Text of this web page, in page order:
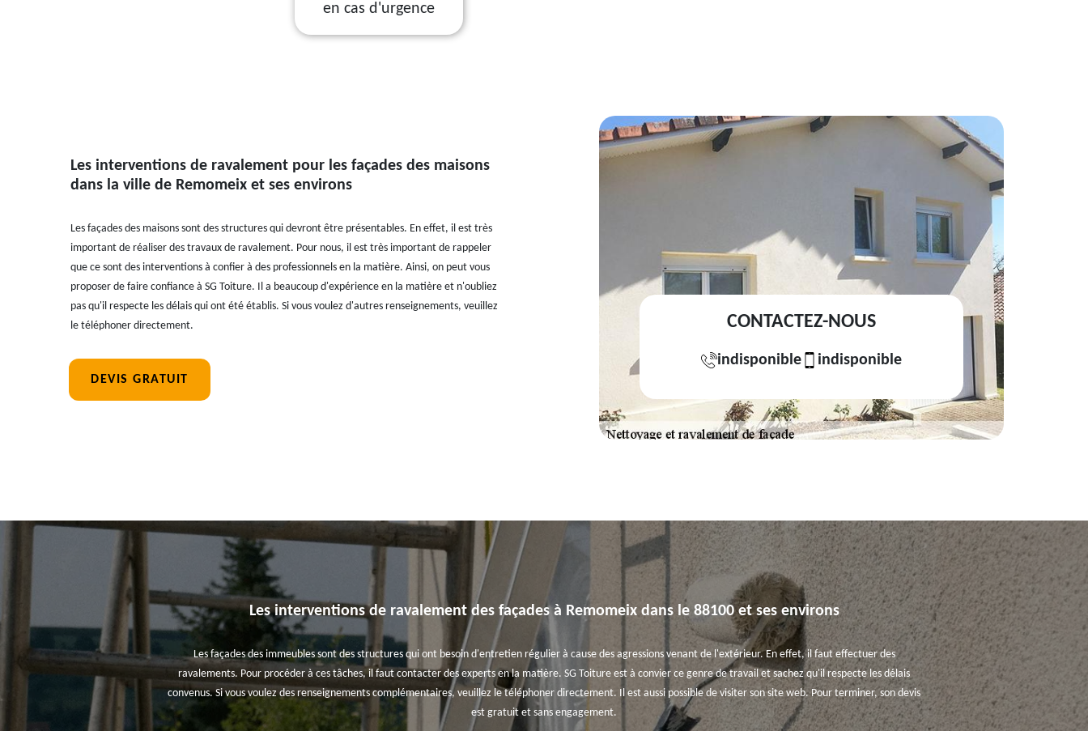
en cas d'urgence
Les interventions de ravalement pour les façades des maisons
dans la ville de Remomeix et ses environs
Les façades des maisons sont des structures qui devront être présentables. En effet, il est très
important de réaliser des travaux de ravalement. Pour nous, il est très important de rappeler
que ce sont des interventions à confier à des professionnels en la matière. Ainsi, on peut vous
proposer de faire confiance à SG Toiture. Il a beaucoup d'expérience en la matière et n'oubliez
pas qu'il respecte les délais qui ont été établis. Si vous voulez d'autres renseignements, veuillez
le téléphoner directement.
DEVIS GRATUIT
CONTACTEZ-NOUS
indisponible indisponible
Les interventions de ravalement des façades à Remomeix dans le 88100 et ses environs
Les façades des immeubles sont des structures qui ont besoin d'entretien régulier à cause des agressions venant de l'extérieur. En effet, il faut effectuer des
ravalements. Pour procéder à ces tâches, il faut contacter des experts en la matière. SG Toiture est à convier ce genre de travail et sachez qu'il respecte les délais
convenus. Si vous voulez des renseignements complémentaires, veuillez le téléphoner directement. Il est aussi possible de visiter son site web. Pour terminer, son devis
est gratuit et sans engagement.